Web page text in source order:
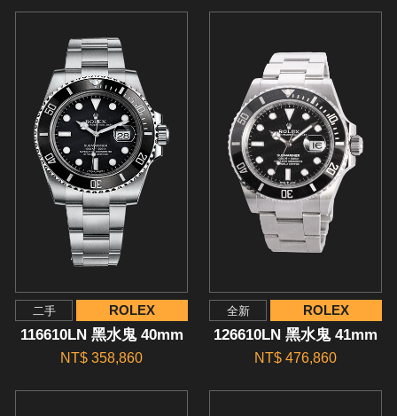
二手 ROLEX
116610LN 黑水鬼 40mm
NT$ 358,860
全新 ROLEX
126610LN 黑水鬼 41mm
NT$ 476,860